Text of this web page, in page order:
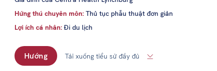
Hứng thú chuyên môn: Thủ tục phẫu thuật đơn giản
Lợi ích cá nhân: Đi du lịch
Hướng Tải xuống tiểu sử đầy đủ